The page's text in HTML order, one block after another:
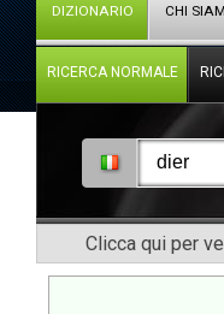
DIZIONARIO CHI
RICERCA NORMALE
Clicca qui per